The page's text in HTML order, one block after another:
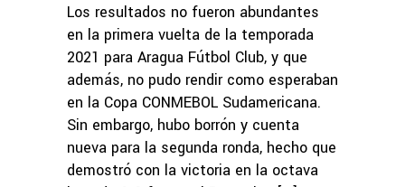
Los resultados no fueron abundantes
en la primera vuelta de la temporada
2021 para Aragua Fútbol Club, y que
además, no pudo rendir como esperaban
en la Copa CONMEBOL Sudamericana.
Sin embargo, hubo borrón y cuenta
nueva para la segunda ronda, hecho que
demostró con la victoria en la octava